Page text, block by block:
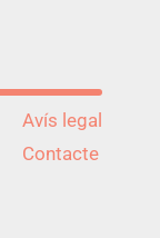
Avís legal
Contacte